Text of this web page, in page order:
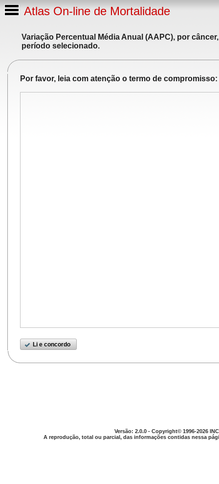
Atlas On-line de Mortalidade
Variação Percentual Média Anual (AAPC), por
período selecionado.
Por favor, leia com atenção o termo de compromisso:
Li e concordo
Versão: 2.0.0 - Copyright© 1996-2026
A reprodução, total ou parcial, das informações contidas nessa